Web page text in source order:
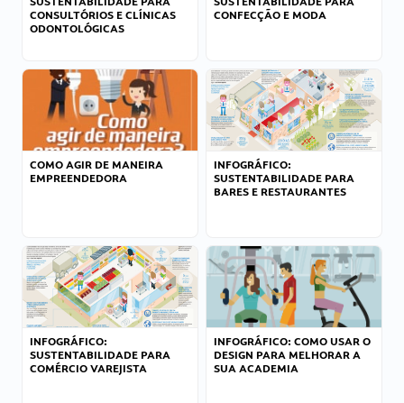
CONSULTÓRIOS E CLÍNICAS
ODONTOLÓGICAS
CONFECÇÃO E MODA
COMO AGIR DE MANEIRA
EMPREENDEDORA
INFOGRÁFICO:
SUSTENTABILIDADE PARA
BARES E RESTAURANTES
INFOGRÁFICO:
SUSTENTABILIDADE PARA
COMÉRCIO VAREJISTA
INFOGRÁFICO: COMO USAR O
DESIGN PARA MELHORAR A
SUA ACADEMIA